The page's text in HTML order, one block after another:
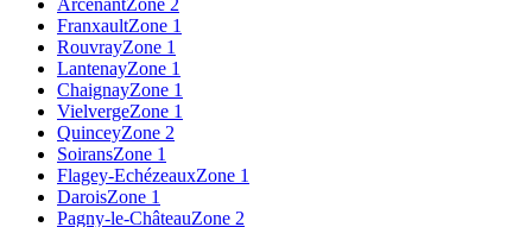
ArcenantZone 2
FranxaultZone 1
RouvrayZone 1
LantenayZone 1
ChaignayZone 1
VielvergeZone 1
QuinceyZone 2
SoiransZone 1
Flagey-EchézeauxZone 1
DaroisZone 1
Pagny-le-ChâteauZone 2